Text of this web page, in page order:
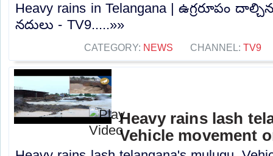
Heavy rains in Telangana | ఉగ్రరూపం
నదులు - TV9.....»»
CATEGORY: NEWS CHANNEL: TV9
Heavy rains lash
Vehicle movement